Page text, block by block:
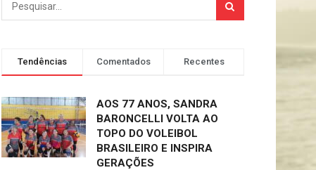
Tendências Comentados Recentes
AOS 77 ANOS, SANDRA
BARONCELLI VOLTA AO
TOPO DO VOLEIBOL
BRASILEIRO E INSPIRA
GERAÇÕES